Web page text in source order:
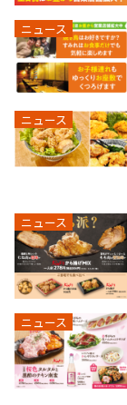
ニュース
ニュース
ニュース
ニュース